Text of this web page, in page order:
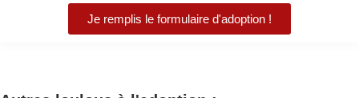
Je remplis le formulaire d'adoption !